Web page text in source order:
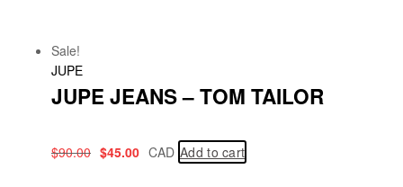
Sale!
JUPE
JUPE JEANS – TOM TAILOR
$90.00 $45.00 CAD Add to cart